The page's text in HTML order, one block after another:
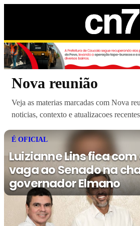
Nova reunião
Veja as materias marcadas com Nova
noticias, contexto e atualizacoes
É OFICIAL
Luizianne Lins fica
vaga ao Senado na
governador Elmano